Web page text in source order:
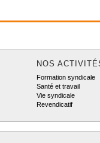
NOS
Formation syndicale
Santé et travail
Vie syndicale
Revendicatif